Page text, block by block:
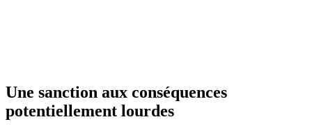
Une sanction aux conséquences
potentiellement lourdes